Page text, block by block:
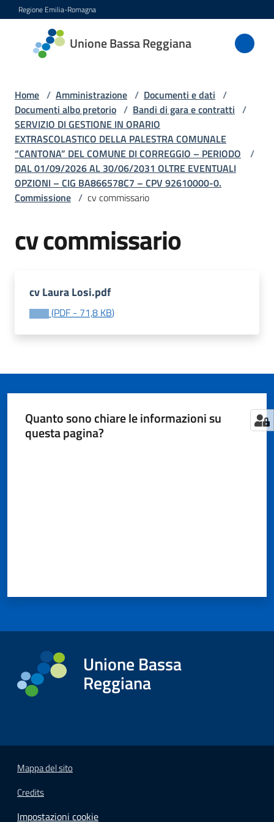
Vai al contenuto
Vai alla navigazione
Vai al footer
Regione Emilia-Romagna
Unione Bassa Reggiana
Unione
Bassa
Amministrazione
Menu selezionato
Novità
Servizi
l'Unione
Tutti
gli
Home / Amministrazione / Documenti e dati /
Documenti albo pretorio / Bandi di gara e contratti /
SERVIZIO DI GESTIONE IN ORARIO
EXTRASCOLASTICO DELLA PALESTRA COMUNALE
“CANTONA” DEL COMUNE DI CORREGGIO – PERIODO
DAL 01/09/2026 AL 30/06/2031 OLTRE EVENTUALI
OPZIONI – CIG BA866578C7 – CPV 92610000-0.
/
Commissione / cv commissario
cv commissario
cv Laura Losi.pdf
(PDF - 71,8 KB)
Quanto sono chiare le informazioni su
questa pagina?
Unione Bassa
Reggiana
Mappa del sito
Credits
Impostazioni cookie